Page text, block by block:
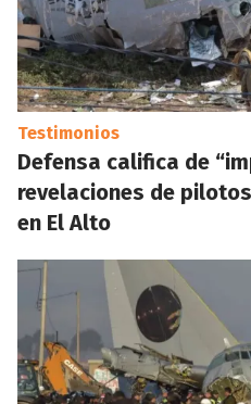
Testimonios
Defensa califica de
revelaciones de
en El Alto